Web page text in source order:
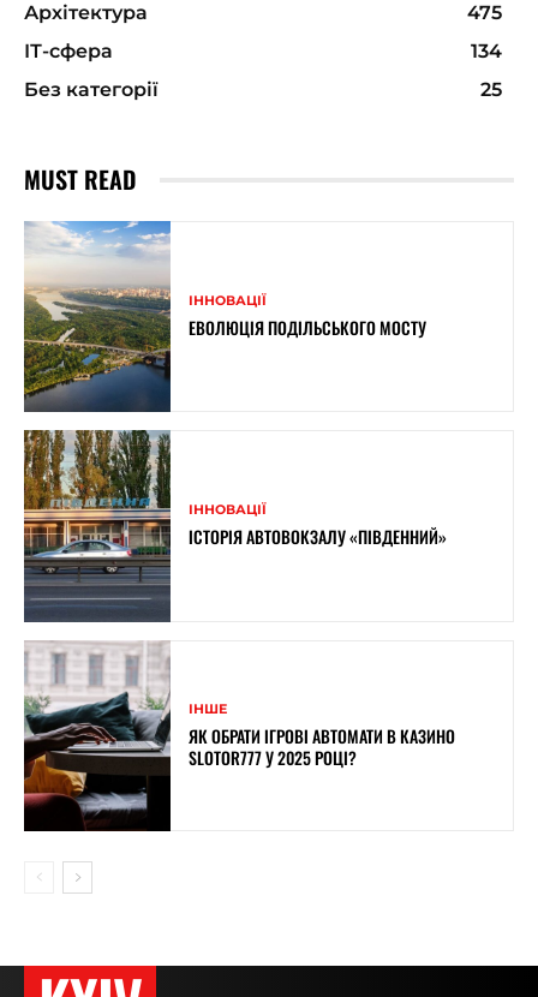
Архітектура
475
ІТ-сфера
134
Без категорії
25
MUST READ
ІННОВАЦІЇ
ЕВОЛЮЦІЯ ПОДІЛЬСЬКОГО МОСТУ
ІННОВАЦІЇ
ІСТОРІЯ АВТОВОКЗАЛУ «ПІВДЕННИЙ»
ІНШЕ
ЯК ОБРАТИ ІГРОВІ АВТОМАТИ В КАЗИНО
SLOTOR777 У 2025 РОЦІ?